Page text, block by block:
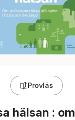
Provläs
hälsan : om